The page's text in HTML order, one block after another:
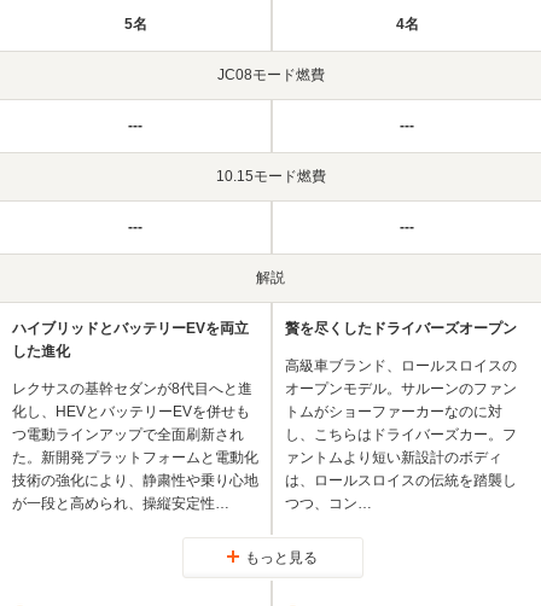
5名 4名
JC08モード燃費
--- ---
10.15モード燃費
--- ---
解説
ハイブリッドとバッテリーEVを両立
した進化
レクサスの基幹セダンが8代目へと進
化し、HEVとバッテリーEVを併せも
つ電動ラインアップで全面刷新され
た。新開発プラットフォームと電動化
技術の強化により、静粛性や乗り心地
が一段と高められ、操縦安定性…
贅を尽くしたドライバーズオープン
高級車ブランド、ロールスロイスの
オープンモデル。サルーンのファン
トムがショーファーカーなのに対
し、こちらはドライバーズカー。フ
ァントムより短い新設計のボディ
は、ロールスロイスの伝統を踏襲し
つつ、コン…
もっと見る